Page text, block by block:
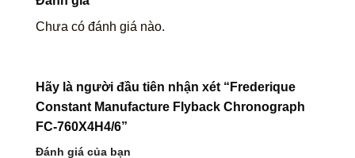
Chưa có đánh giá nào.
Hãy là người đầu tiên nhận xét “Frederique
Constant Manufacture Flyback Chronograph
FC-760X4H4/6”
Đánh giá của bạn